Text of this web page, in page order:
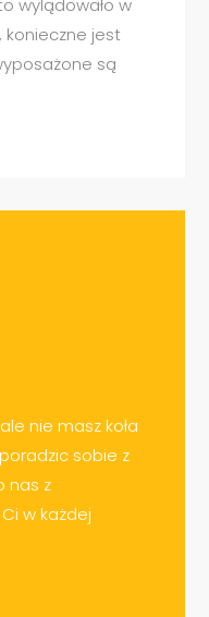
wylądowało w
konieczne jest
są
nie masz koła
sobie z
nas z
w każdej